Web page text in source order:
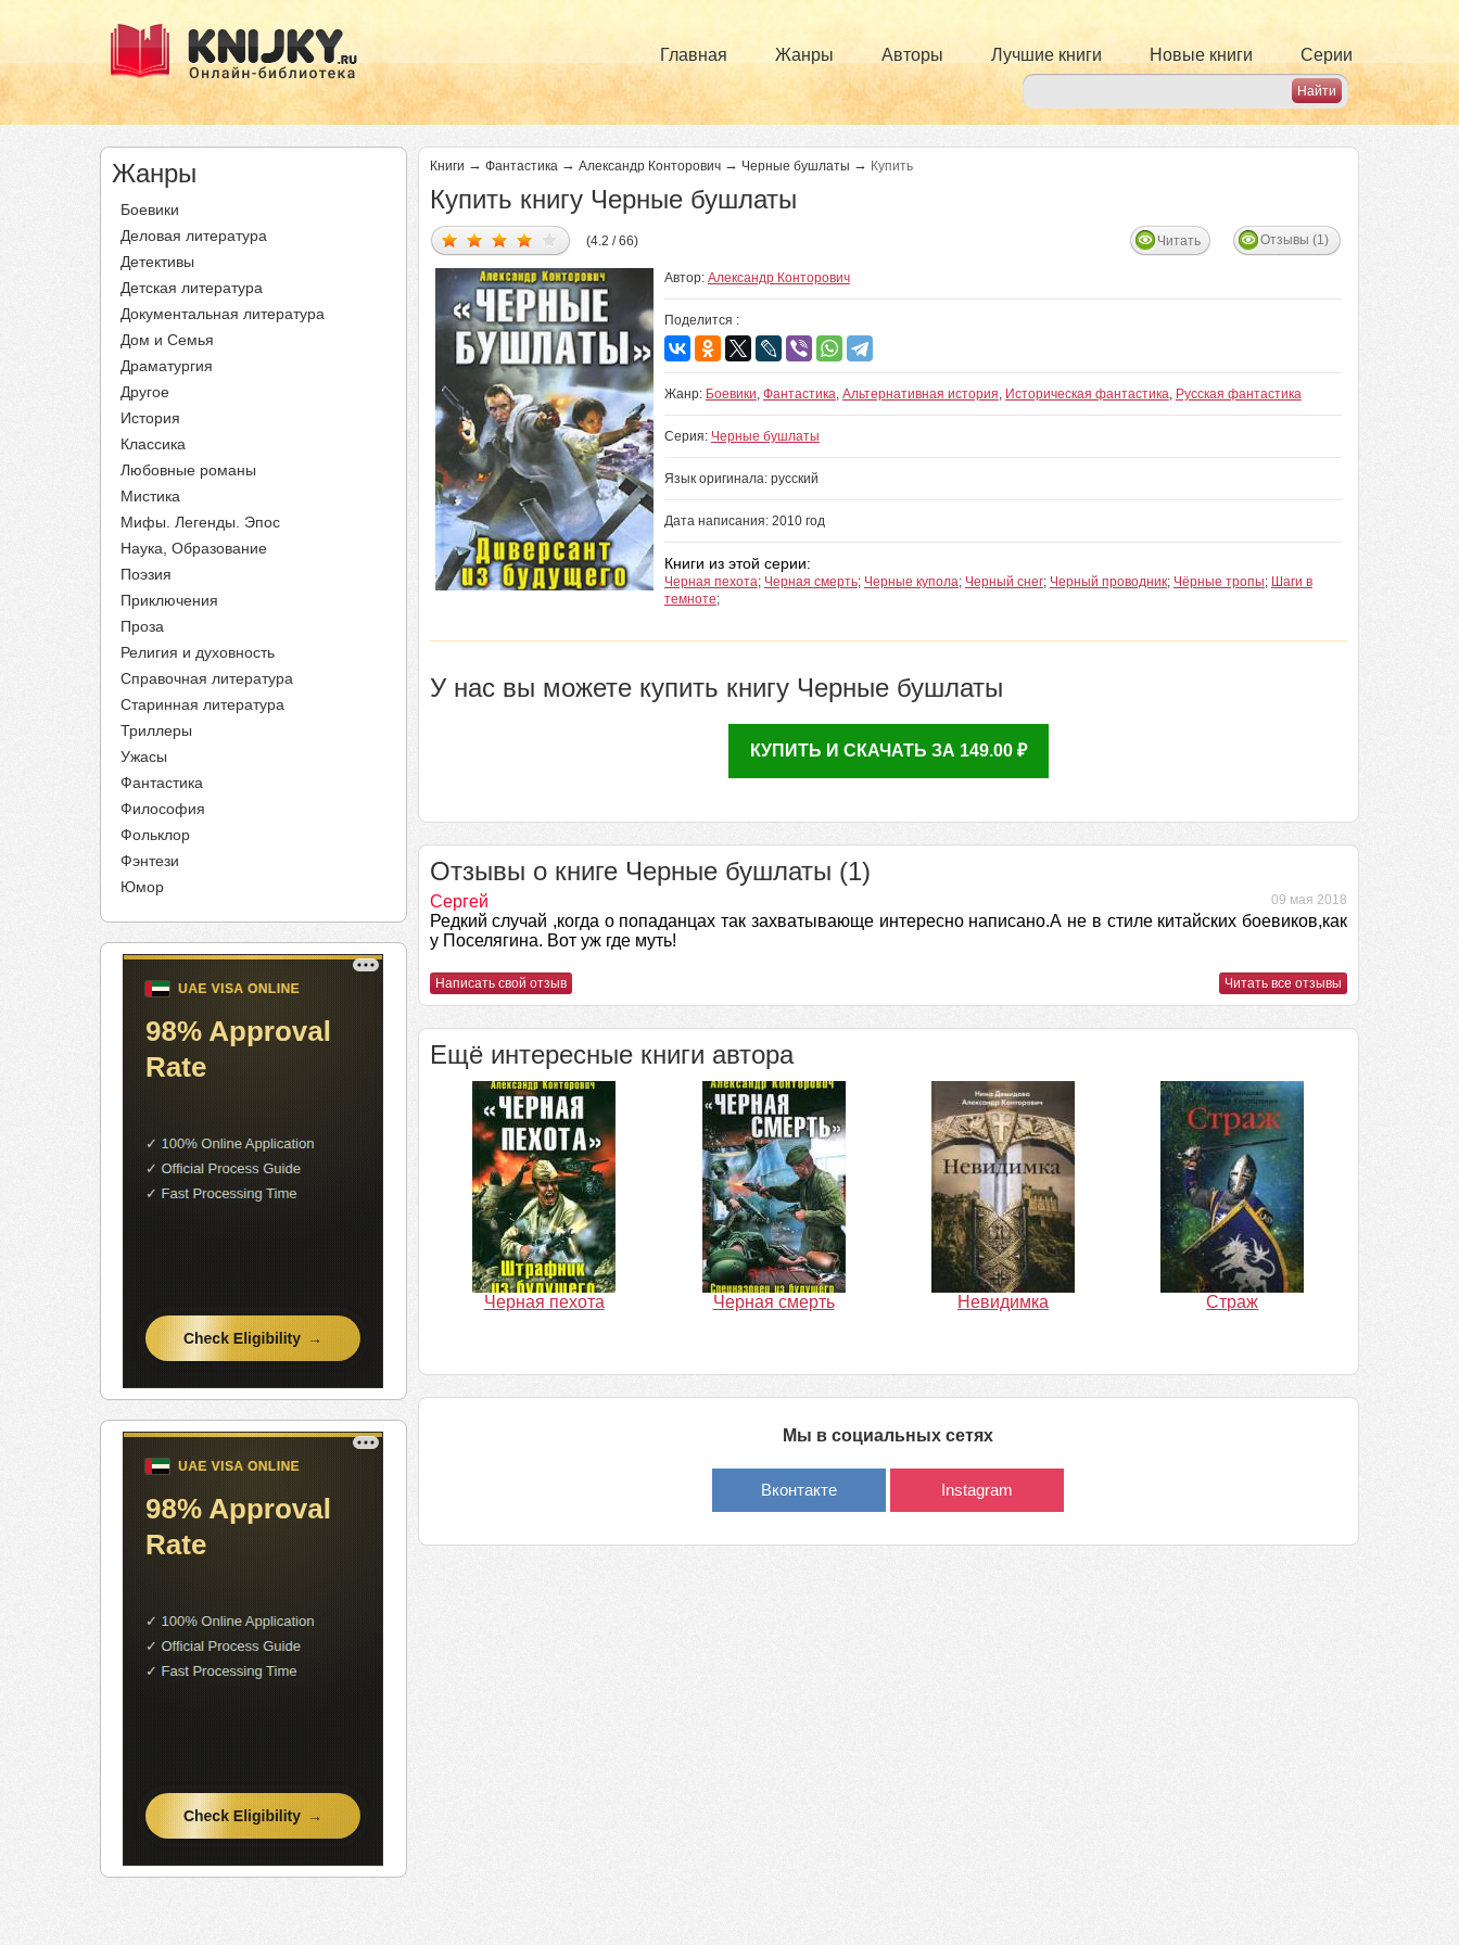
Главная Жанры Авторы Лучшие книги Новые книги Серии
Жанры
Боевики
Деловая литература
Детективы
Детская литература
Документальная литература
Дом и Семья
Драматургия
Другое
История
Классика
Любовные романы
Мистика
Мифы. Легенды. Эпос
Наука, Образование
Поэзия
Приключения
Проза
Религия и духовность
Справочная литература
Старинная литература
Триллеры
Ужасы
Фантастика
Философия
Фольклор
Фэнтези
Юмор
Книги → Фантастика → Александр Конторович → Черные бушлаты → Купить
Купить книгу Черные бушлаты
(4.2 / 66) Читать Отзывы (1)
Автор: Александр Конторович
Поделится :
Жанр: Боевики, Фантастика, Альтернативная история, Историческая фантастика, Русская фантастика
Серия: Черные бушлаты
Язык оригинала: русский
Дата написания: 2010 год
Книги из этой серии:
Черная пехота; Черная смерть; Черные купола; Черный снег; Черный проводник; Чёрные тропы; Шаги в
темноте;
У нас вы можете купить книгу Черные бушлаты
КУПИТЬ И СКАЧАТЬ ЗА 149.00 ₽
Отзывы о книге Черные бушлаты (1)
Сергей 09 мая 2018
Редкий случай ,когда о попаданцах так захватывающе интересно написано.А не в стиле китайских боевиков,как
у Поселягина. Вот уж где муть!
Написать свой отзыв Читать все отзывы
Ещё интересные книги автора
Черная пехота Черная смерть Невидимка Страж
Мы в социальных сетях
Вконтакте Instagram